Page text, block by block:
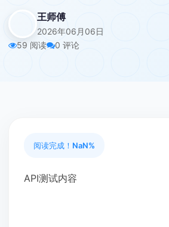
王师傅
2026年06月06日
59 阅读
0 评论
阅读完成！ NaN%
API测试内容